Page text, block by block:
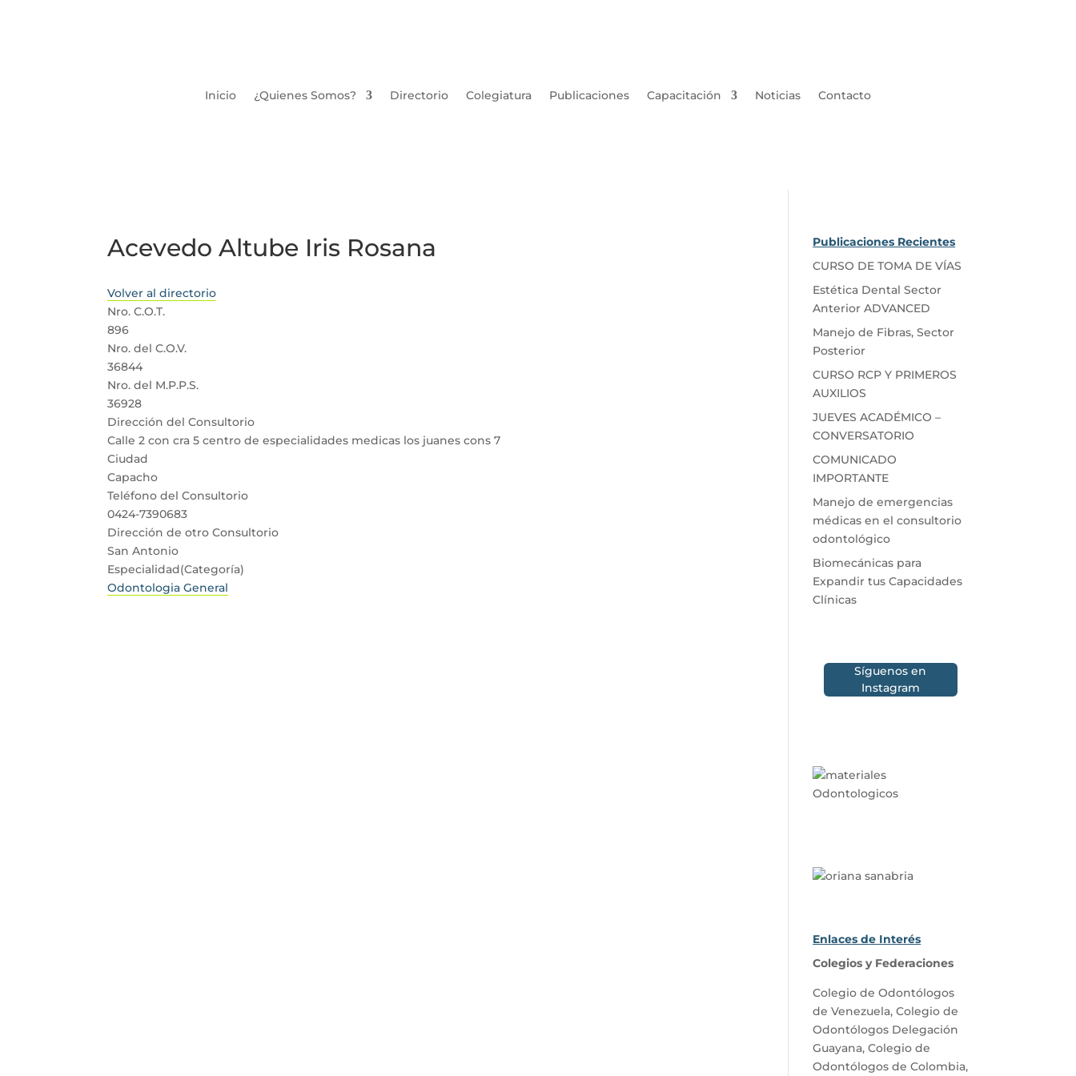
Inicio ¿Quienes Somos? Directorio Colegiatura Publicaciones Capacitación Noticias Contacto
Acevedo Altube Iris Rosana
Volver al directorio
Nro. C.O.T.
896
Nro. del C.O.V.
36844
Nro. del M.P.P.S.
36928
Dirección del Consultorio
Calle 2 con cra 5 centro de especialidades medicas los juanes cons 7
Ciudad
Capacho
Teléfono del Consultorio
0424-7390683
Dirección de otro Consultorio
San Antonio
Especialidad(Categoría)
Odontologia General
Publicaciones Recientes
CURSO DE TOMA DE VÍAS
Estética Dental Sector
Anterior ADVANCED
Manejo de Fibras, Sector
Posterior
CURSO RCP Y PRIMEROS
AUXILIOS
JUEVES ACADÉMICO –
CONVERSATORIO
COMUNICADO
IMPORTANTE
Manejo de emergencias
médicas en el consultorio
odontológico
Biomecánicas para
Expandir tus Capacidades
Clínicas
Síguenos en
Instagram
Enlaces de Interés
Colegios y Federaciones
Colegio de Odontólogos
de Venezuela,Colegio de
Odontólogos Delegación
Guayana,Colegio de
Odontólogos de Colombia,